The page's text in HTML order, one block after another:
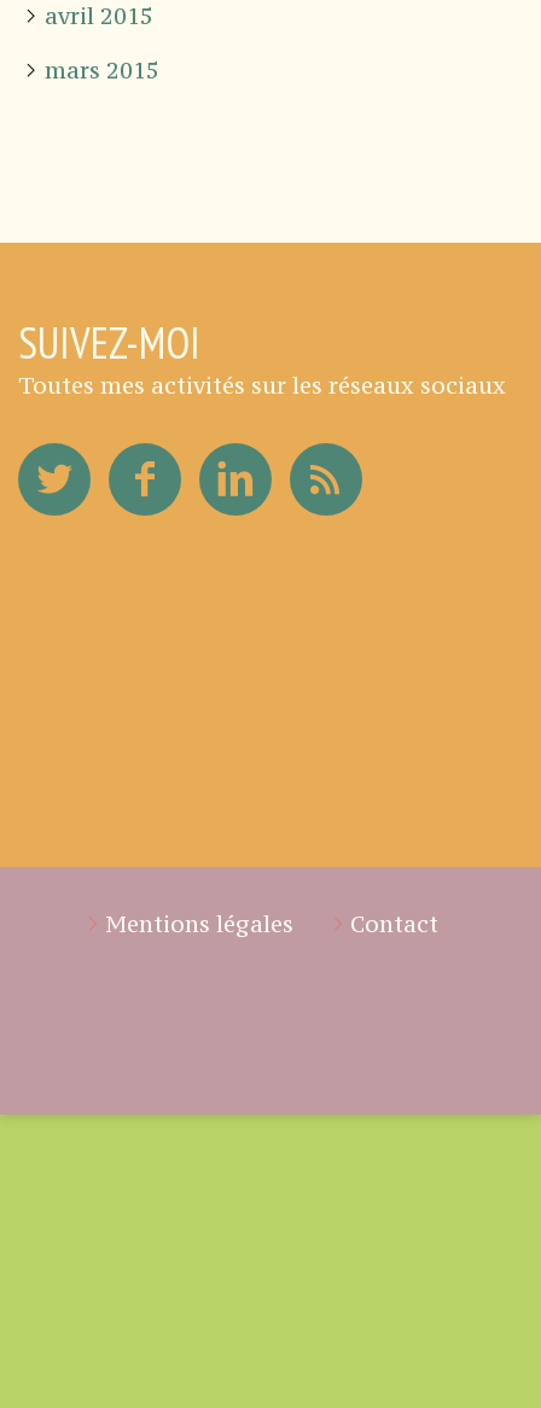
avril 2015
mars 2015
SUIVEZ-MOI
Toutes mes activités sur les réseaux sociaux
Mentions légales Contact